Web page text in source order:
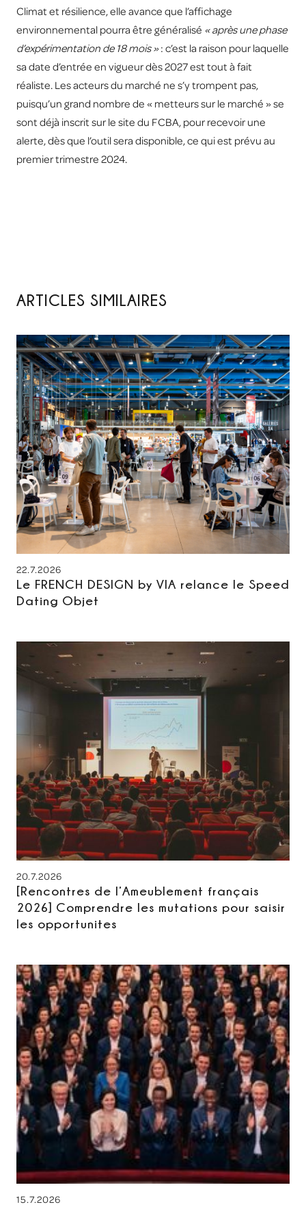
Climat et résilience, elle avance que l’affichage
environnemental pourra être généralisé « après une phase
d’expérimentation de 18 mois » : c’est la raison pour laquelle
sa date d’entrée en vigueur dès 2027 est tout à fait
réaliste. Les acteurs du marché ne s’y trompent pas,
puisqu’un grand nombre de « metteurs sur le marché » se
sont déjà inscrit sur le site du FCBA, pour recevoir une
alerte, dès que l’outil sera disponible, ce qui est prévu au
premier trimestre 2024.
ARTICLES SIMILAIRES
22.7.2026
Le FRENCH DESIGN by VIA relance le Speed
Dating Objet
20.7.2026
[Rencontres de l’Ameublement français
2026] Comprendre les mutations pour saisir
les opportunites
15.7.2026